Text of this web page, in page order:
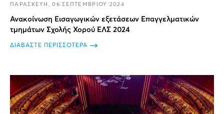
ΠΑΡΑΣΚΕΥΗ, 06 ΣΕΠΤΕΜΒΡΙΟΥ 2024
Ανακοίνωση Εισαγωγικών εξετάσεων Επαγγελματικών
τμημάτων Σχολής Χορού ΕΛΣ 2024
ΔΙΑΒΑΣΤΕ ΠΕΡΙΣΣΟΤΕΡΑ